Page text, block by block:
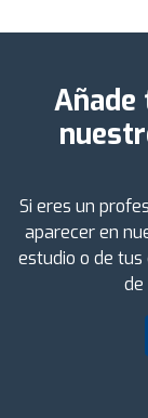
Si eres un
aparecer en
estudio o de